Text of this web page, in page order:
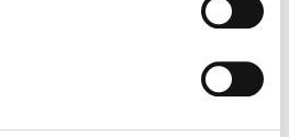
aanpak
met jou.